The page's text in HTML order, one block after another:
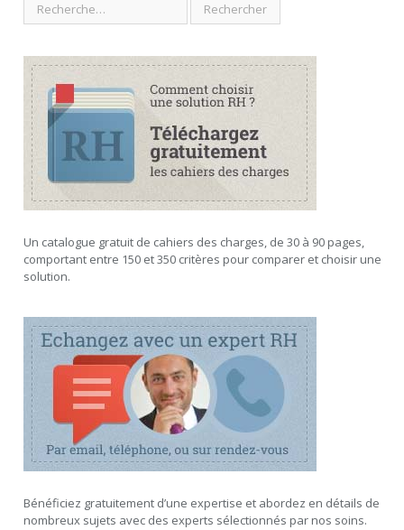
Un catalogue gratuit de cahiers des charges, de 30 à 90 pages,
comportant entre 150 et 350 critères pour comparer et choisir une
solution.
Bénéficiez gratuitement d’une expertise et abordez en détails de
nombreux sujets avec des experts sélectionnés par nos soins.